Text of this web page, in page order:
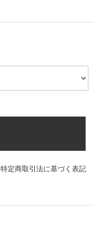
特定商取引法に基づく表記